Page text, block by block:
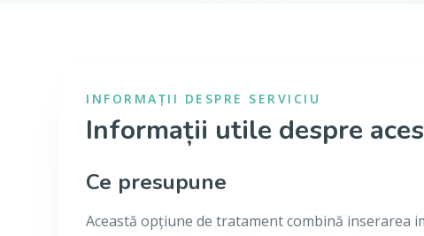
INFORMAȚII DESPRE SERVICIU
Informații utile despre
Ce presupune
Această opțiune de tratament combină inserarea